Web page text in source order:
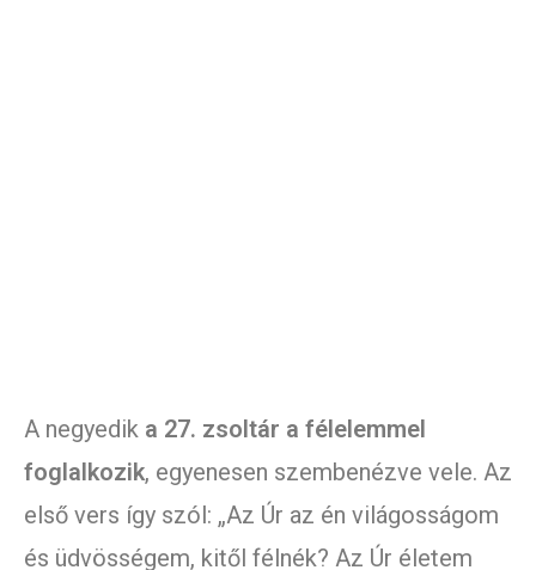
A negyedik a 27. zsoltár a félelemmel
foglalkozik, egyenesen szembenézve vele. Az
első vers így szól: „Az Úr az én világosságom
és üdvösségem, kitől félnék? Az Úr életem